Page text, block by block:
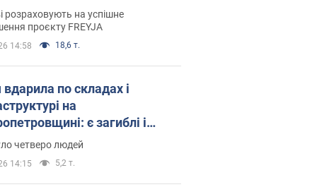
які рішення готуються
розраховують на успішне
проєкту FREYJA
14:58 18,6 т.
вдарила по складах і
на
є загиблі і
Фото
четверо людей
14:15 5,2 т.